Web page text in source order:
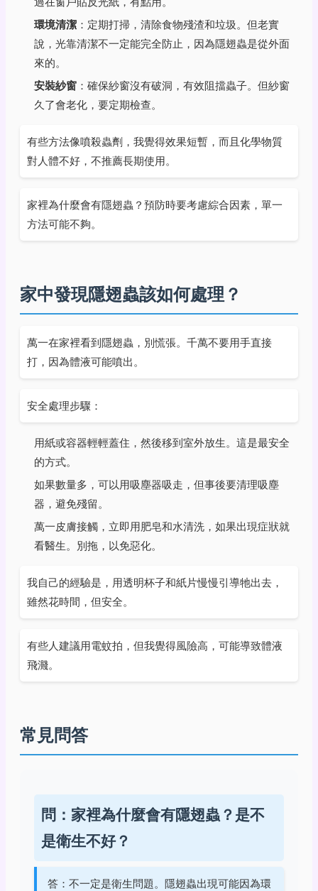
環境清潔 ：定期打掃，清除食物殘渣和垃圾。但老實
說，光靠清潔不一定能完全防止，因為隱翅蟲是從外面
來的。
安裝紗窗 ：確保紗窗沒有破洞，有效阻擋蟲子。但紗窗
久了會老化，要定期檢查。
有些方法像噴殺蟲劑，我覺得效果短暫，而且化學物質
對人體不好，不推薦長期使用。
家裡為什麼會有隱翅蟲？預防時要考慮綜合因素，單一
方法可能不夠。
家中發現隱翅蟲該如何處理？
萬一在家裡看到隱翅蟲，別慌張。千萬不要用手直接
打，因為體液可能噴出。
安全處理步驟：
用紙或容器輕輕蓋住，然後移到室外放生。這是最安全
的方式。
如果數量多，可以用吸塵器吸走，但事後要清理吸塵
器，避免殘留。
萬一皮膚接觸，立即用肥皂和水清洗，如果出現症狀就
看醫生。別拖，以免惡化。
我自己的經驗是，用透明杯子和紙片慢慢引導牠出去，
雖然花時間，但安全。
有些人建議用電蚊拍，但我覺得風險高，可能導致體液
飛濺。
常見問答
問：家裡為什麼會有隱翅蟲？是不
是衛生不好？
答：不一定是衛生問題。隱翅蟲出現可能因為環